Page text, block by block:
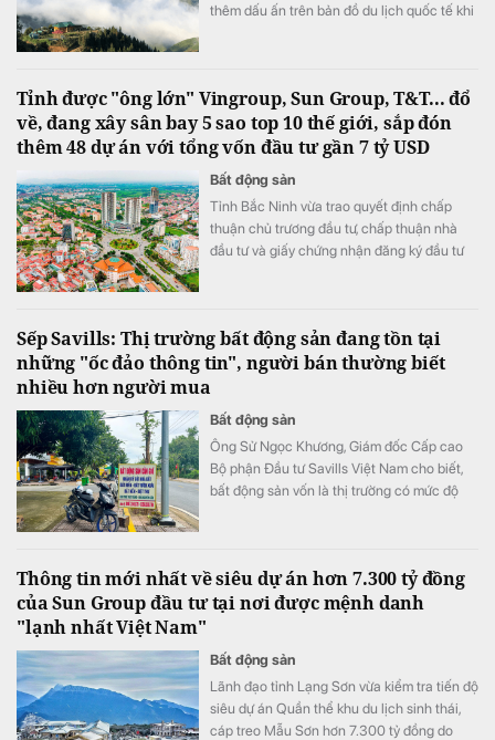
thêm dấu ấn trên bản đồ du lịch quốc tế khi
Tỉnh được "ông lớn" Vingroup, Sun Group, T&T... đổ
về, đang xây sân bay 5 sao top 10 thế giới, sắp đón
thêm 48 dự án với tổng vốn đầu tư gần 7 tỷ USD
Bất động sản
Tỉnh Bắc Ninh vừa trao quyết định chấp
thuận chủ trương đầu tư, chấp thuận nhà
đầu tư và giấy chứng nhận đăng ký đầu tư
Sếp Savills: Thị trường bất động sản đang tồn tại
những "ốc đảo thông tin", người bán thường biết
nhiều hơn người mua
Bất động sản
Ông Sử Ngọc Khương, Giám đốc Cấp cao
Bộ phận Đầu tư Savills Việt Nam cho biết,
bất động sản vốn là thị trường có mức độ
Thông tin mới nhất về siêu dự án hơn 7.300 tỷ đồng
của Sun Group đầu tư tại nơi được mệnh danh
"lạnh nhất Việt Nam"
Bất động sản
Lãnh đạo tỉnh Lạng Sơn vừa kiểm tra tiến độ
siêu dự án Quần thể khu du lịch sinh thái,
cáp treo Mẫu Sơn hơn 7.300 tỷ đồng do